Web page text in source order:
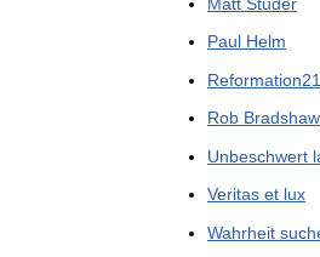
Paul Helm
Reformation21
Rob Bradshaw
Unbeschwert
Veritas et lux
Wahrheit